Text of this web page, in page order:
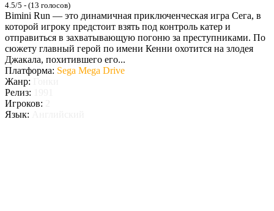
4.5/5 - (13 голосов)
Bimini Run — это динамичная приключенческая игра Сега, в
которой игроку предстоит взять под контроль катер и
отправиться в захватывающую погоню за преступниками. По
сюжету главный герой по имени Кенни охотится на злодея
Джакала, похитившего его...
Платформа: Sega Mega Drive
Жанр:
Релиз:
Игроков:
Язык: